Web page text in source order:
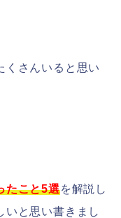
くさんいると思い
たこと5選を解説し
いと思い書きまし